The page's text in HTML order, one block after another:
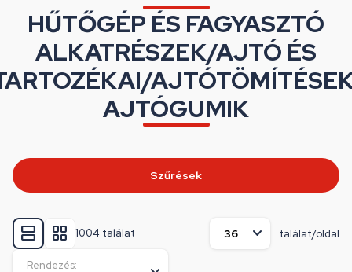
HŰTŐGÉP ÉS FAGYASZTÓ
ALKATRÉSZEK/AJTÓ ÉS
AJTÓGUMIK
1004 találat találat/oldal
Rendezés:
Szűrések